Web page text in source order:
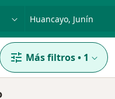
o nombre
Más filtros• 1